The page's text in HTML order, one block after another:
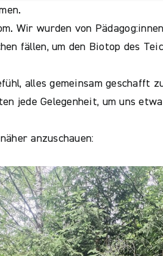
Wir wurden von
fällen, um den Biotop des
alles gemeinsam geschafft
jede Gelegenheit, um uns
anzuschauen: